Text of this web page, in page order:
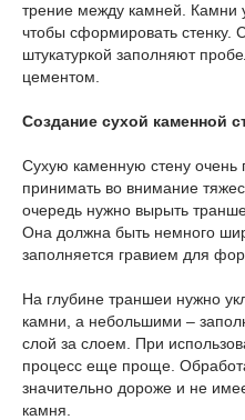
трение между камней. Камни
чтобы сформировать стенку.
штукатуркой заполняют
цементом.
Создание сухой каменной
Сухую каменную стену очень
принимать во внимание
очередь нужно вырыть
Она должна быть немного
заполняется гравием для
На глубине траншеи нужно
камни, а небольшими –
слой за слоем. При
процесс еще проще.
значительно дороже и не
камня.